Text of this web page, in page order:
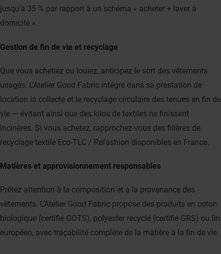
jusqu’à 35 % par rapport à un schéma « acheter + laver à
domicile ».
Gestion de fin de vie et recyclage
Que vous achetiez ou louiez, anticipez le sort des vêtements
usagés. L’Atelier Good Fabric intègre dans sa prestation de
location la collecte et le recyclage circulaire des tenues en fin de
vie — évitant ainsi que des kilos de textiles ne finissent
incinérés. Si vous achetez, rapprochez-vous des filières de
recyclage textile Eco-TLC / Refashion disponibles en France.
Matières et approvisionnement responsables
Prêtez attention à la composition et à la provenance des
vêtements. L’Atelier Good Fabric propose des produits en coton
biologique (certifié GOTS), polyester recyclé (certifié GRS) ou lin
européen, avec traçabilité complète de la matière à la fin de vie.